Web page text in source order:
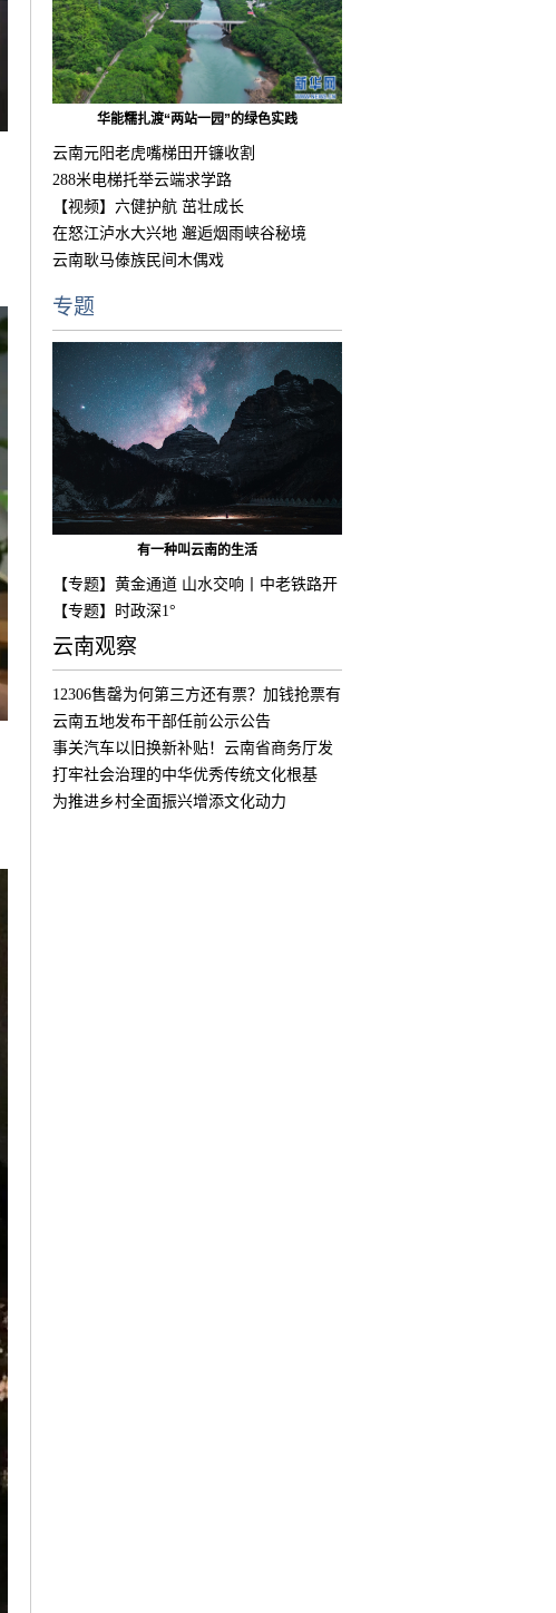
华能糯扎渡“两站一园”的绿色实践
云南元阳老虎嘴梯田开镰收割
288米电梯托举云端求学路
【视频】六健护航 茁壮成长
在怒江泸水大兴地 邂逅烟雨峡谷秘境
云南耿马傣族民间木偶戏
专题
有一种叫云南的生活
【专题】黄金通道 山水交响丨中老铁路开
通
【专题】时政深1°
云南观察
12306售罄为何第三方还有票？加钱抢票有
用
云南五地发布干部任前公示公告
事关汽车以旧换新补贴！云南省商务厅发
布公
打牢社会治理的中华优秀传统文化根基
为推进乡村全面振兴增添文化动力